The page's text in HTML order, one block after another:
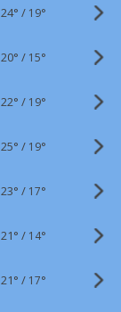
24° / 19°
20° / 15°
22° / 19°
25° / 19°
23° / 17°
21° / 14°
21° / 17°